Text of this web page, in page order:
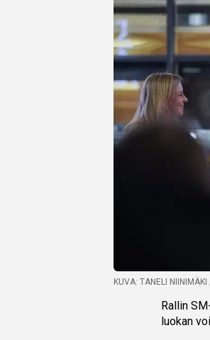
KUVA: TANELI NIINIMÄKI
Rallin
luokan